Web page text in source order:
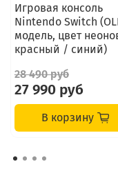
Игровая консоль
Nintendo Switch
модель, цвет
красный / синий)
28 490 руб
27 990 руб
В корзину